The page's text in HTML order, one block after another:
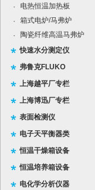
·
电热恒温加热板
·
箱式电炉/马弗炉
·
陶瓷纤维高温马弗炉
快速水分测定仪
弗鲁克FLUKO
上海越平厂专栏
上海博迅厂专栏
表面检测仪
电子天平衡器类
恒温干燥箱设备
恒温培养箱设备
电化学分析仪器